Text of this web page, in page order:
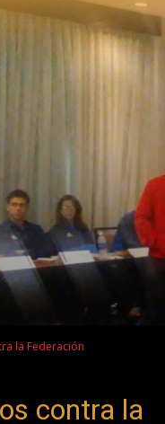
la Federación
contra la